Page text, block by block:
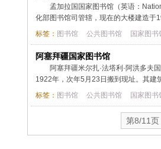
孟加拉国国家图书馆（英语：
化部图书馆司管辖，现在的大楼建造于
标签： 图书馆 公共图书馆 国家图书
阿塞拜疆国家图书馆
阿塞拜疆米尔扎·法塔利·阿洪多夫
1922年，次年5月23日搬到现址。其建
标签： 图书馆 公共图书馆 国家图书
第8/11